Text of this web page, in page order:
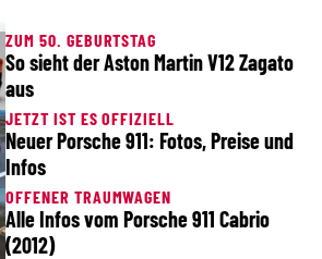
ZUM 50. GEBURTSTAG
So sieht der Aston Martin V12 Zagato
aus
JETZT IST ES OFFIZIELL
Neuer Porsche 911: Fotos, Preise und
Infos
OFFENER TRAUMWAGEN
Alle Infos vom Porsche 911 Cabrio
(2012)